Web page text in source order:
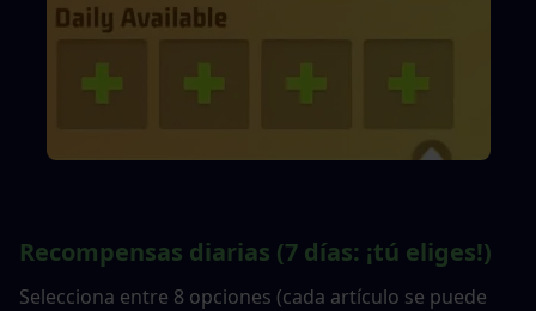
Recompensas diarias (7 días: ¡tú eliges!)
Selecciona entre 8 opciones (cada artículo se puede